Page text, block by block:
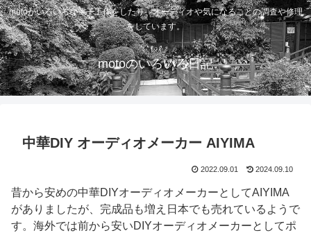
motoがいろいろな電子工作をしたり、オーディオや気になることの調査や修理
をしています。
motoのいろいろ日記
中華DIY オーディオメーカー AIYIMA
2022.09.01 2024.09.10
昔から安めの中華DIYオーディオメーカーとしてAIYIMA
がありましたが、完成品も増え日本でも売れているようで
す。海外では前から安いDIYオーディオメーカーとしてポ